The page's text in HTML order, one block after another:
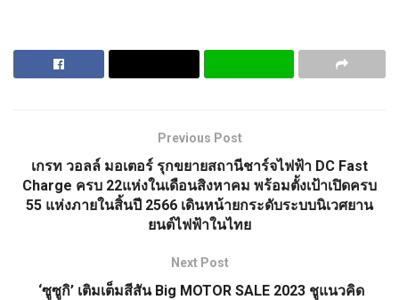
Previous Post
เกรท วอลล์ มอเตอร์ รุกขยายสถานีชาร์จไฟฟ้า DC Fast
Charge ครบ 22แห่งในเดือนสิงหาคม พร้อมตั้งเป้าเปิดครบ
55 แห่งภายในสิ้นปี 2566 เดินหน้ายกระดับระบบนิเวศยาน
ยนต์ไฟฟ้าในไทย
Next Post
‘ซูซูกิ’ เติมเต็มสีสัน Big MOTOR SALE 2023 ชูแนวคิด